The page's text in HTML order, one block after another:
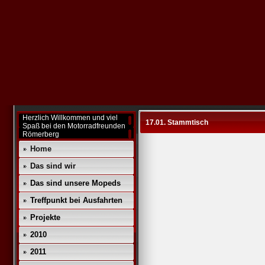
Herzlich Willkommen und viel
Spaß bei den Motorradfreunden
Römerberg
Home
Das sind wir
Das sind unsere Mopeds
Treffpunkt bei Ausfahrten
Projekte
2010
2011
17.01. Stammtisch